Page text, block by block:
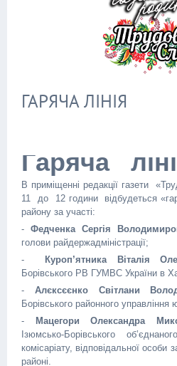
ГАРЯЧА ЛІНІЯ
Гаряча
В приміщенні редакції газети
11 до 12 години відбудеться
району за участі:
- Федченка Сергія
голови райдержадміністрації;
-
Куроп’ятника Віталія
Борівського РВ ГУМВС України в
- Алєксєєнко Світлани
Борівського районного управління
-
Мацегори Олександра
Ізюмсько-Борівського
комісаріату, відповідальної особи
районі.